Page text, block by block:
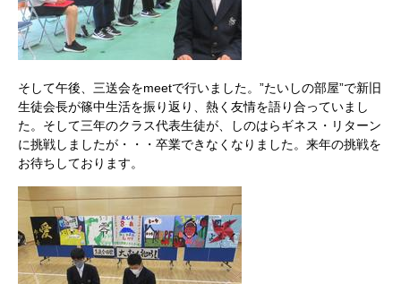
そして午後、三送会をmeetで行いました。”たいしの部屋”で新旧
生徒会長が篠中生活を振り返り、熱く友情を語り合っていまし
た。そして三年のクラス代表生徒が、しのはらギネス・リターン
に挑戦しましたが・・・卒業できなくなりました。来年の挑戦を
お待ちしております。